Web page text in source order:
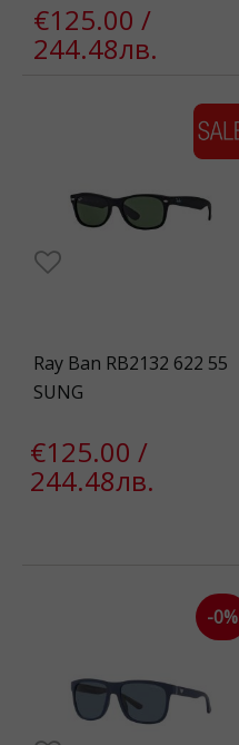
€125.00 /
244.48лв.
Ray Ban RB2132 622 55
SUNG
€125.00 /
244.48лв.
-0%